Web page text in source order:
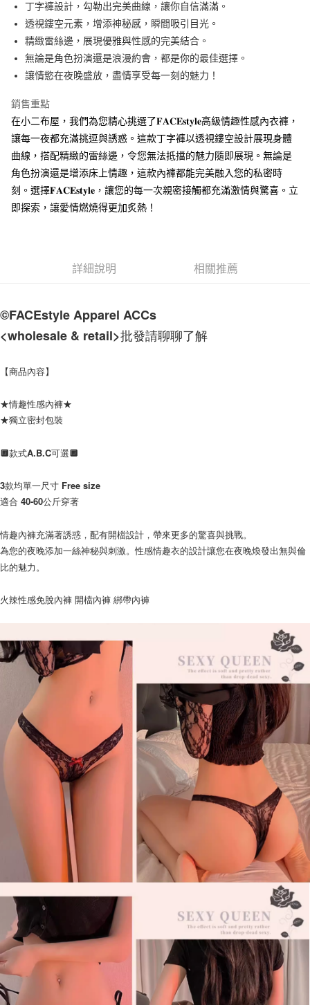
Google Pay
ATM付款
運送方式
全家付款取貨
每筆NT$60，滿NT$1,000(含以上)免運費
付款後全家取貨
7-11付款取貨
每筆NT$60，滿NT$1,000(含以上)免運費
丁字褲設計，勾勒出完美曲線，讓你自信滿滿。
透視鏤空元素，增添神秘感，瞬間吸引目光。
精緻雷絲邊，展現優雅與性感的完美結合。
無論是角色扮演還是浪漫約會，都是你的最佳選擇。
讓情慾在夜晚盛放，盡情享受每一刻的魅力！
銷售重點
在小二布屋，我們為您精心挑選了𝐅𝐀𝐂𝐄𝐬𝐭𝐲𝐥𝐞高級情趣性感內衣褲，
讓每一夜都充滿挑逗與誘惑。這款丁字褲以透視鏤空設計展現身體
曲線，搭配精緻的雷絲邊，令您無法抵擋的魅力隨即展現。無論是
角色扮演還是增添床上情趣，這款內褲都能完美融入您的私密時
刻。選擇𝐅𝐀𝐂𝐄𝐬𝐭𝐲𝐥𝐞，讓您的每一次親密接觸都充滿激情與驚喜。立
即探索，讓愛情燃燒得更加炙熱！
詳細說明 相關推薦
©FACEstyle Apparel ACCs
<wholesale & retail>批發請聊聊了解
【商品內容】
★情趣性感內褲★
★獨立密封包裝
🔲款式A.B.C可選🔲
3款均單一尺寸 Free size
適合 40-60公斤穿著
情趣內褲充滿著誘惑，配有開檔設計，帶來更多的驚喜與挑戰。
為您的夜晚添加一絲神秘與刺激。性感情趣衣的設計讓您在夜晚煥發出無與倫
比的魅力。
火辣性感免脫內褲 開檔內褲 綁帶內褲